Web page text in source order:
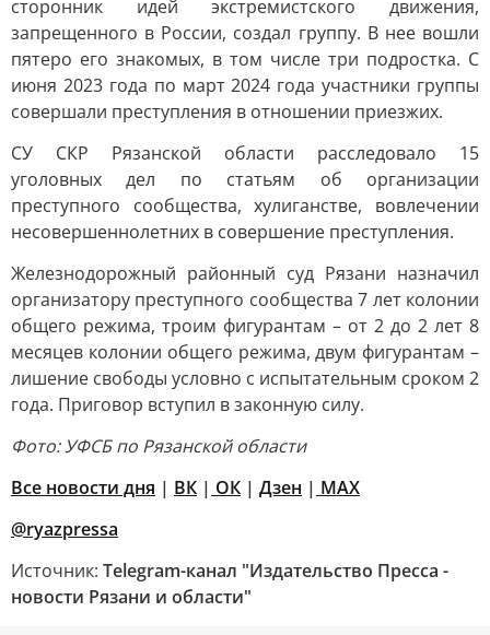
сторонник идей экстремистского движения,
запрещенного в России, создал группу. В нее вошли
пятеро его знакомых, в том числе три подростка. С
июня 2023 года по март 2024 года участники группы
совершали преступления в отношении приезжих.
СУ СКР Рязанской области расследовало 15
уголовных дел по статьям об организации
преступного сообщества, хулиганстве, вовлечении
несовершеннолетних в совершение преступления.
Железнодорожный районный суд Рязани назначил
организатору преступного сообщества 7 лет колонии
общего режима, троим фигурантам – от 2 до 2 лет 8
месяцев колонии общего режима, двум фигурантам –
лишение свободы условно с испытательным сроком 2
года. Приговор вступил в законную силу.
Фото: УФСБ по Рязанской области
Все новости дня | ВК | ОК | Дзен | MAX
@ryazpressa
Источник: Telegram-канал "Издательство Пресса -
новости Рязани и области"